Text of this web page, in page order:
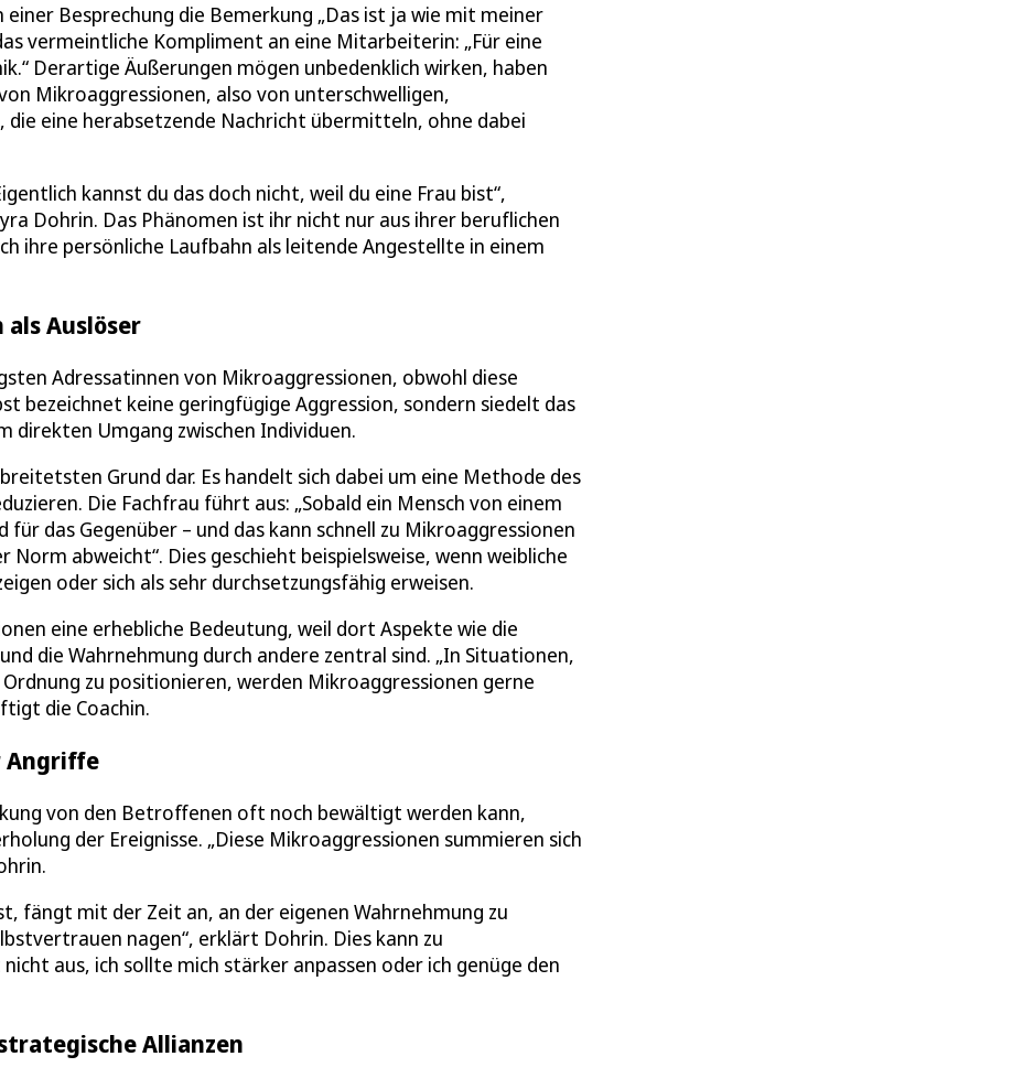
Besprechung die Bemerkung „Das ist ja wie mit meiner
vermeintliche Kompliment an eine Mitarbeiterin: „Für eine
Derartige Äußerungen mögen unbedenklich wirken, haben
Mikroaggressionen, also von unterschwelligen,
eine herabsetzende Nachricht übermitteln, ohne dabei
kannst du das doch nicht, weil du eine Frau bist“,
Dohrin. Das Phänomen ist ihr nicht nur aus ihrer beruflichen
ihre persönliche Laufbahn als leitende Angestellte in einem
Auslöser
Adressatinnen von Mikroaggressionen, obwohl diese
bezeichnet keine geringfügige Aggression, sondern siedelt das
direkten Umgang zwischen Individuen.
Grund dar. Es handelt sich dabei um eine Methode des
Die Fachfrau führt aus: „Sobald ein Mensch von einem
das Gegenüber – und das kann schnell zu Mikroaggressionen
abweicht“. Dies geschieht beispielsweise, wenn weibliche
oder sich als sehr durchsetzungsfähig erweisen.
eine erhebliche Bedeutung, weil dort Aspekte wie die
die Wahrnehmung durch andere zentral sind. „In Situationen,
zu positionieren, werden Mikroaggressionen gerne
die Coachin.
Angriffe
von den Betroffenen oft noch bewältigt werden kann,
der Ereignisse. „Diese Mikroaggressionen summieren sich
fängt mit der Zeit an, an der eigenen Wahrnehmung zu
nagen“, erklärt Dohrin. Dies kann zu
aus, ich sollte mich stärker anpassen oder ich genüge den
Allianzen